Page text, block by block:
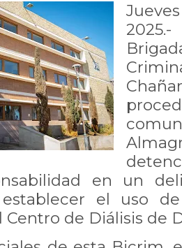
en un
el uso
Centro de Diálisis de